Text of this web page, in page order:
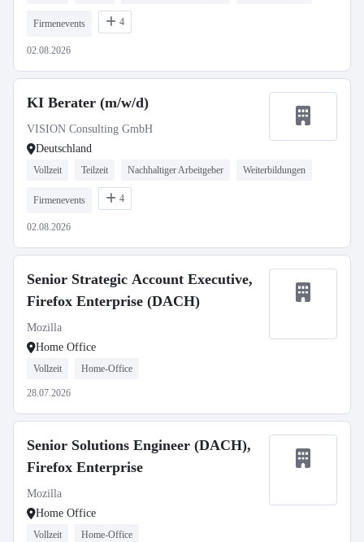
Firmenevents 4
02.08.2026
KI Berater (m/w/d)
VISION Consulting GmbH
Deutschland
Vollzeit Teilzeit Nachhaltiger Arbeitgeber Weiterbildungen
Firmenevents 4
02.08.2026
Senior Strategic Account Executive,
Firefox Enterprise (DACH)
Mozilla
Home Office
Vollzeit Home-Office
28.07.2026
Senior Solutions Engineer (DACH),
Firefox Enterprise
Mozilla
Home Office
Vollzeit Home-Office